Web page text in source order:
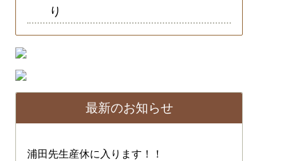
り
最新のお知らせ
浦田先生産休に入ります！！